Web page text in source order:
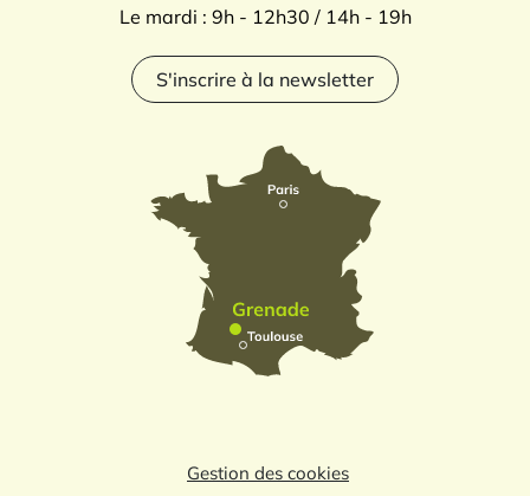
Le mardi : 9h - 12h30 / 14h - 19h
S'inscrire à la newsletter
Gestion des cookies